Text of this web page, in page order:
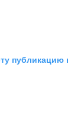
публикацию